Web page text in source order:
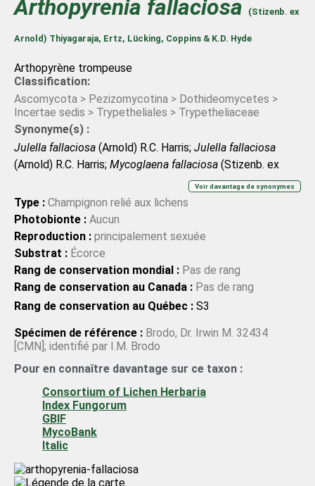
Arthopyrenia fallaciosa (Stizenb. ex
Arnold) Thiyagaraja, Ertz, Lücking, Coppins & K.D. Hyde
Arthopyrène trompeuse
Classification:
Ascomycota > Pezizomycotina > Dothideomycetes >
Incertae sedis > Trypetheliales > Trypetheliaceae
Synonyme(s) :
Julella fallaciosa (Arnold) R.C. Harris; Julella fallaciosa
(Arnold) R.C. Harris; Mycoglaena fallaciosa (Stizenb. ex
(Stizenb. ex Arnold)
Vain.; Polyblastia fallaciosaStizenb. ex Arnold;
fallaciosaStizenb. ex Arnold;
(Stizenb. ex Arnold) Zahlbr.;Polyblastiopsis fallaciosa
(Stizenb. ex Arnold) Zahlbr.;
ex Arnold) Willey;Pyrenula fallaciosa(Stizenb. ex Arnold)
Willey;Verrucaria fallaciosa (Stizenb. ex Arnold) Nyl.;
Verrucaria fallaciosa(Stizenb. ex Arnold) Nyl.
Voir davantage de synonymes
Type : Champignon relié aux lichens
Photobionte : Aucun
Reproduction : principalement sexuée
Substrat : Écorce
Rang de conservation mondial : Pas de rang
Rang de conservation au Canada : Pas de rang
Rang de conservation au Québec : S3
Spécimen de référence : Brodo, Dr. Irwin M. 32434
[CMN]; identifié par I.M. Brodo
Pour en connaître davantage sur ce taxon :
Consortium of Lichen Herbaria
Index Fungorum
GBIF
MycoBank
Italic